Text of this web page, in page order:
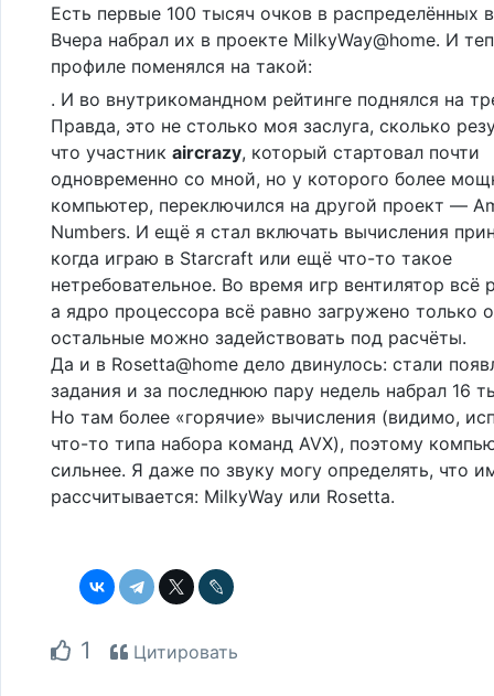
Есть первые 100 тысяч очков в распределённых
Вчера набрал их в проекте MilkyWay@home. И
профиле поменялся на такой:
. И во внутрикомандном рейтинге поднялся на
Правда, это не столько моя заслуга, сколько
что участник aircrazy, который стартовал почти
одновременно со мной, но у которого более
компьютер, переключился на другой проект —
Numbers. И ещё я стал включать вычисления
когда играю в Starcraft или ещё что-то такое
нетребовательное. Во время игр вентилятор всё
а ядро процессора всё равно загружено только
остальные можно задействовать под расчёты.
Да и в Rosetta@home дело двинулось: стали
задания и за последнюю пару недель набрал 16
Но там более «горячие» вычисления (видимо,
что-то типа набора команд AVX), поэтому
сильнее. Я даже по звуку могу определять, что
рассчитывается: MilkyWay или Rosetta.
1 Цитировать